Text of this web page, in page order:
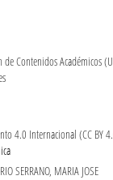
Contenidos Académicos
4.0 Internacional (CC BY
SERRANO, MARIA JOSE